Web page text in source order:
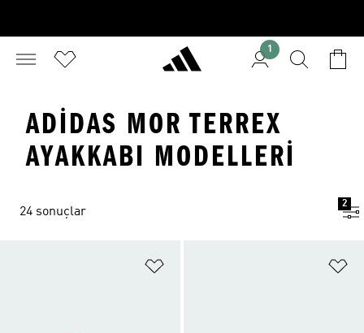
1
ADIDAS MOR TERREX
AYAKKABI MODELLERI
24 sonuçlar
2